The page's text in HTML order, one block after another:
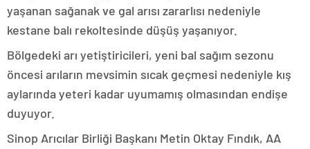
yaşanan sağanak ve gal arısı zararlısı nedeniyle
kestane balı rekoltesinde düşüş yaşanıyor.
Bölgedeki arı yetiştiricileri, yeni bal sağım sezonu
öncesi arıların mevsimin sıcak geçmesi nedeniyle kış
aylarında yeteri kadar uyumamış olmasından endişe
duyuyor.
Sinop Arıcılar Birliği Başkanı Metin Oktay Fındık, AA